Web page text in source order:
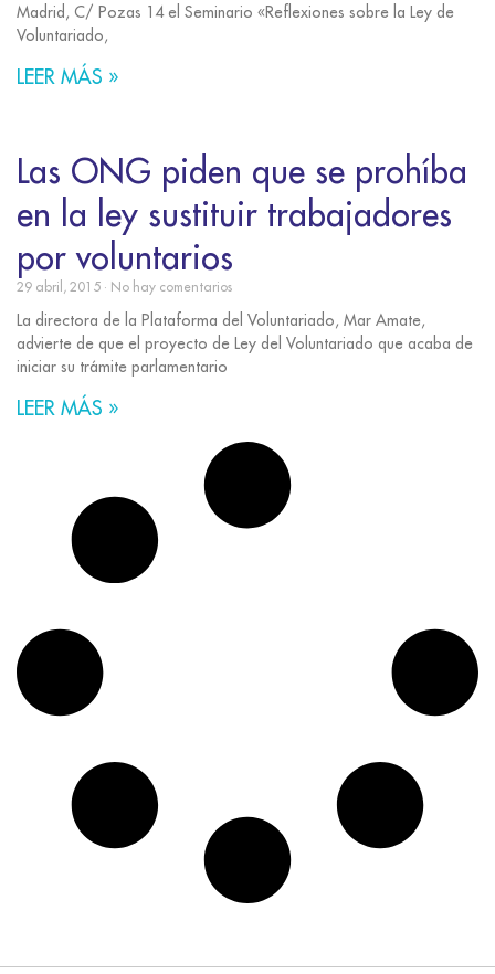
Madrid, C/ Pozas 14 el Seminario «Reflexiones sobre la Ley de
Voluntariado,
LEER MÁS »
Las ONG piden que se prohíba
en la ley sustituir trabajadores
por voluntarios
29 abril, 2015 No hay comentarios
La directora de la Plataforma del Voluntariado, Mar Amate,
advierte de que el proyecto de Ley del Voluntariado que acaba de
iniciar su trámite parlamentario
LEER MÁS »